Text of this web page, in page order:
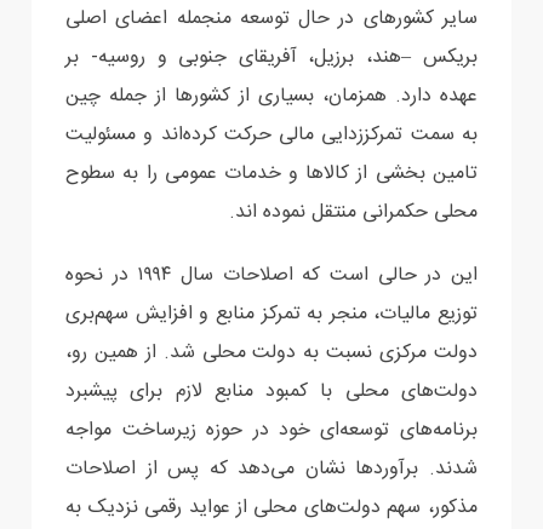
سایر کشورهای در حال توسعه منجمله اعضای اصلی
بریکس –هند، برزیل، آفریقای جنوبی و روسیه- بر
عهده دارد. همزمان، بسیاری از کشورها از جمله چین
به سمت تمرکززدایی مالی حرکت کرده‌اند و مسئولیت
تامین بخشی از کالاها و خدمات عمومی را به سطوح
محلی حکمرانی منتقل نموده اند.
این در حالی است که اصلاحات سال ۱۹۹۴ در نحوه
توزیع مالیات، منجر به تمرکز منابع و افزایش سهم‌بری
دولت مرکزی نسبت به دولت محلی شد. از همین رو،
دولت‌های محلی با کمبود منابع لازم برای پیشبرد
برنامه‌های توسعه‌ای خود در حوزه زیرساخت مواجه
شدند. برآوردها نشان می‌دهد که پس از اصلاحات
مذکور، سهم دولت‌های محلی از عواید رقمی نزدیک به